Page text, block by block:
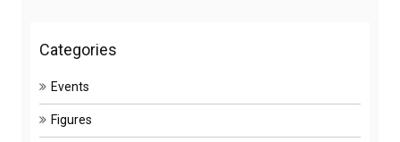
Categories
Events
Figures